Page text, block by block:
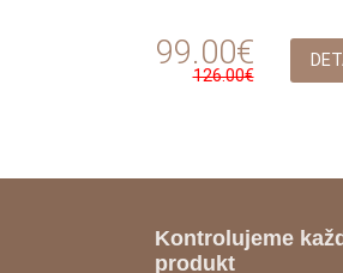
99.00€
126.00€
Kontrolujeme
produkt